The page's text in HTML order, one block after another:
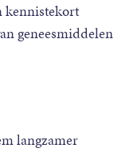
kennistekort
geneesmiddelen
langzamer